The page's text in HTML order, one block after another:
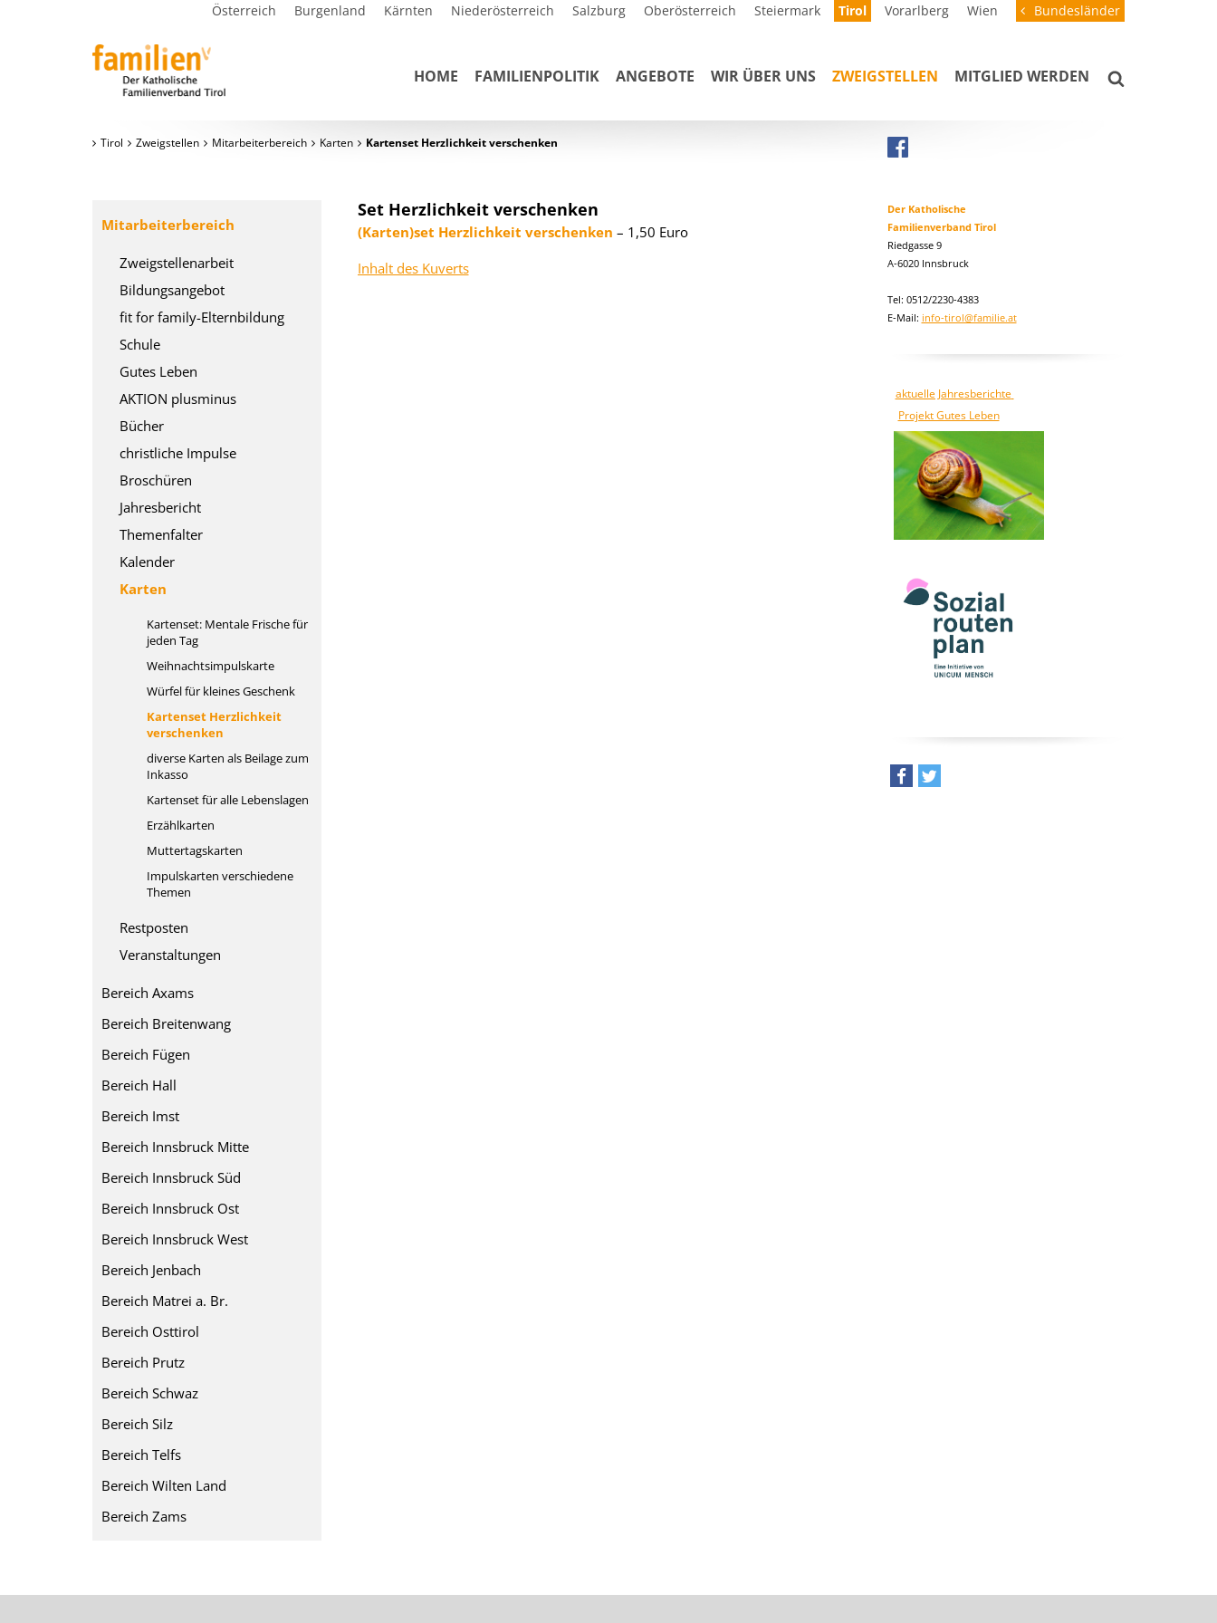
Österreich Burgenland Kärnten Niederösterreich Salzburg Oberösterreich Steiermark Tirol Vorarlberg Wien Bundesländer
HOME FAMILIENPOLITIK ANGEBOTE WIR ÜBER UNS ZWEIGSTELLEN MITGLIED WERDEN
Tirol Zweigstellen Mitarbeiterbereich Karten Kartenset Herzlichkeit verschenken
Set Herzlichkeit verschenken
(Karten)set Herzlichkeit verschenken – 1,50 Euro
Inhalt des Kuverts
Mitarbeiterbereich
Zweigstellenarbeit
Bildungsangebot
fit for family-Elternbildung
Schule
Gutes Leben
AKTION plusminus
Bücher
christliche Impulse
Broschüren
Jahresbericht
Themenfalter
Kalender
Karten
Kartenset: Mentale Frische für
jeden Tag
Weihnachtsimpulskarte
Würfel für kleines Geschenk
Kartenset Herzlichkeit
verschenken
diverse Karten als Beilage zum
Inkasso
Kartenset für alle Lebenslagen
Erzählkarten
Muttertagskarten
Impulskarten verschiedene
Themen
Restposten
Veranstaltungen
Bereich Axams
Bereich Breitenwang
Bereich Fügen
Bereich Hall
Bereich Imst
Bereich Innsbruck Mitte
Bereich Innsbruck Süd
Bereich Innsbruck Ost
Bereich Innsbruck West
Bereich Jenbach
Bereich Matrei a. Br.
Bereich Osttirol
Bereich Prutz
Bereich Schwaz
Bereich Silz
Bereich Telfs
Bereich Wilten Land
Bereich Zams
Der Katholische
Familienverband Tirol
Riedgasse 9
A-6020 Innsbruck
Tel: 0512/2230-4383
E-Mail: info-tirol@familie.at
aktuelle Jahresberichte
Projekt Gutes Leben